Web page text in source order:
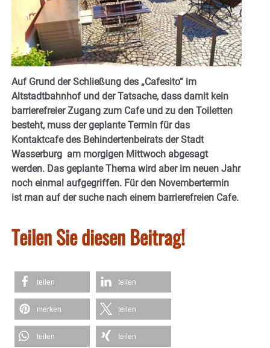
Auf Grund der Schließung des „Cafesito“ im
Altstadtbahnhof und der Tatsache, dass damit kein
barrierefreier Zugang zum Cafe und zu den Toiletten
besteht, muss der geplante Termin für das
Kontaktcafe des Behindertenbeirats der Stadt
Wasserburg am morgigen Mittwoch abgesagt
werden. Das geplante Thema wird aber im neuen Jahr
noch einmal aufgegriffen. Für den Novembertermin
ist man auf der suche nach einem barrierefreien Cafe.
Teilen Sie diesen Beitrag!
teilen teilen
merken teilen
teilen teilen